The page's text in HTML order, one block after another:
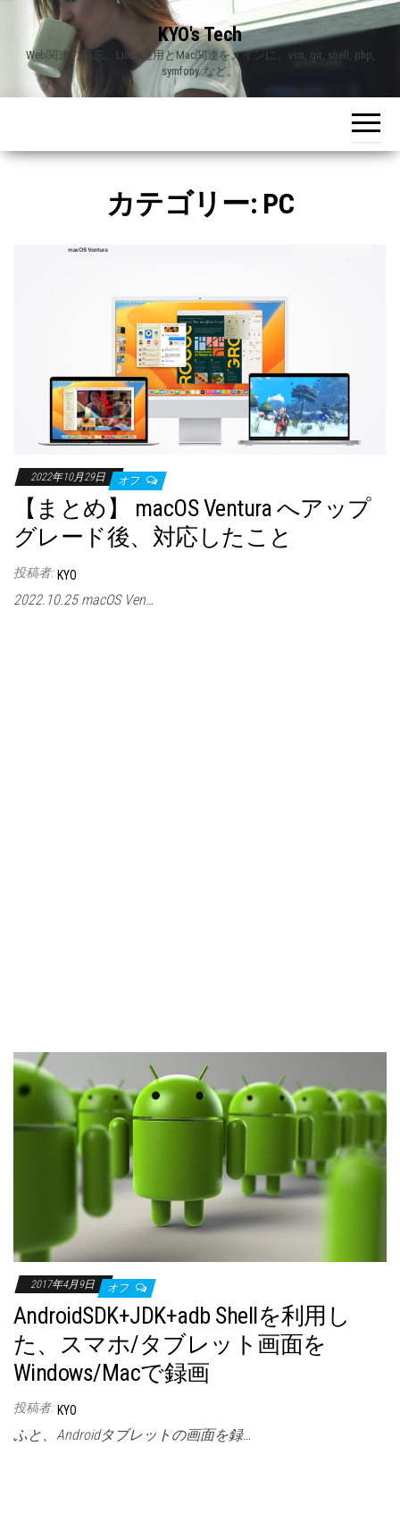
content
KYO's Tech
Web関連の備忘。Linux運用とMac関連をメインに、vim, git, shell, php,
symfony..など。
カテゴリー: PC
2022年10月29日 オフ
【まとめ】 macOS Ventura へアップ
グレード後、対応したこと
投稿者: KYO
2022.10.25 macOS Ven…
2017年4月9日 オフ
AndroidSDK+JDK+adb Shellを利用し
た、スマホ/タブレット画面を
Windows/Macで録画
投稿者: KYO
ふと、Androidタブレットの画面を録…